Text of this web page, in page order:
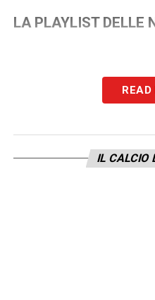
LA PLAYLIST DELLE
READ
IL CALCIO